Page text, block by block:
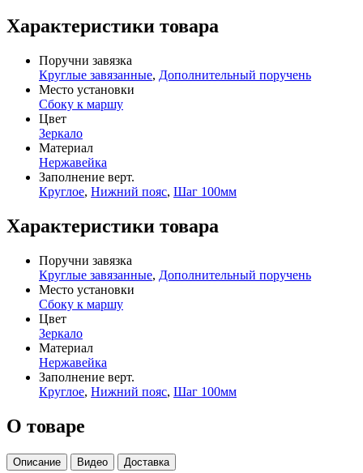
Характеристики товара
Поручни завязка
Круглые завязанные, Дополнительный поручень
Место установки
Сбоку к маршу
Цвет
Зеркало
Материал
Нержавейка
Заполнение верт.
Круглое, Нижний пояс, Шаг 100мм
Характеристики товара
Поручни завязка
Круглые завязанные, Дополнительный поручень
Место установки
Сбоку к маршу
Цвет
Зеркало
Материал
Нержавейка
Заполнение верт.
Круглое, Нижний пояс, Шаг 100мм
О товаре
Описание Видео Доставка